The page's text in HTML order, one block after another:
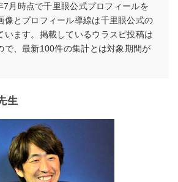
7月時点で千里眼公式プロフィールを
像とプロフィール導線は千里眼公式の
います。掲載しているウラスピ投稿は
で、最新100件の集計とは対象期間が
生